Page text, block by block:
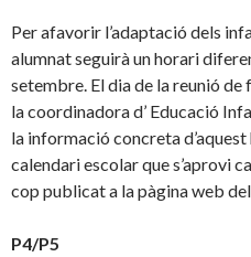
Per afavorir l’adaptació dels
alumnat seguirà un horari
setembre. El dia de la reunió
la coordinadora d’ Educació
la informació concreta
calendari escolar que s’aprovi
cop publicat a la pàgina web
P4/P5